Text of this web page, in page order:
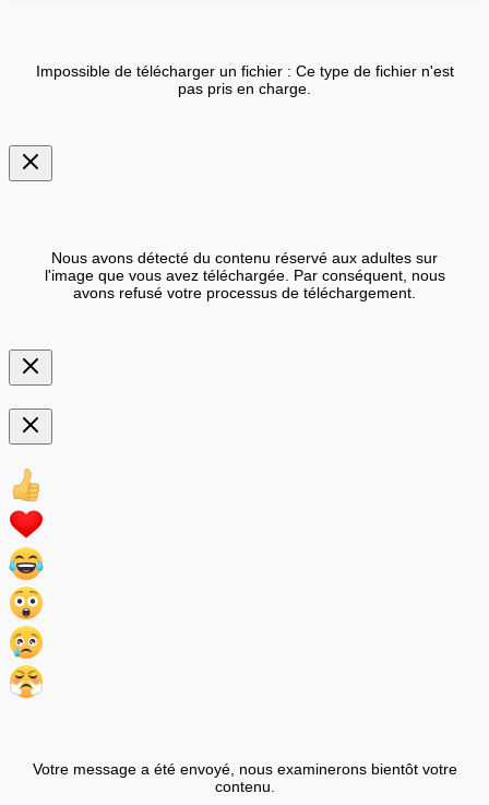
Impossible de télécharger un fichier : Ce type de fichier n'est
pas pris en charge.
Nous avons détecté du contenu réservé aux adultes sur
l'image que vous avez téléchargée. Par conséquent, nous
avons refusé votre processus de téléchargement.
Votre message a été envoyé, nous examinerons bientôt votre
contenu.